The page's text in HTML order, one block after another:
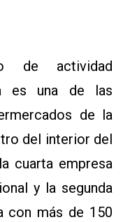
de actividad
es una de las
de la
del interior del
cuarta empresa
y la segunda
con más de 150